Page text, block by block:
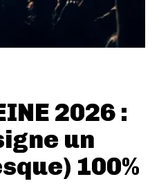
2026 :
un
100%